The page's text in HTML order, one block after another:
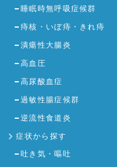
睡眠時無呼吸症候群
痔核・いぼ痔・きれ痔
潰瘍性大腸炎
高血圧
高尿酸血症
過敏性腸症候群
逆流性食道炎
症状から探す
吐き気・嘔吐